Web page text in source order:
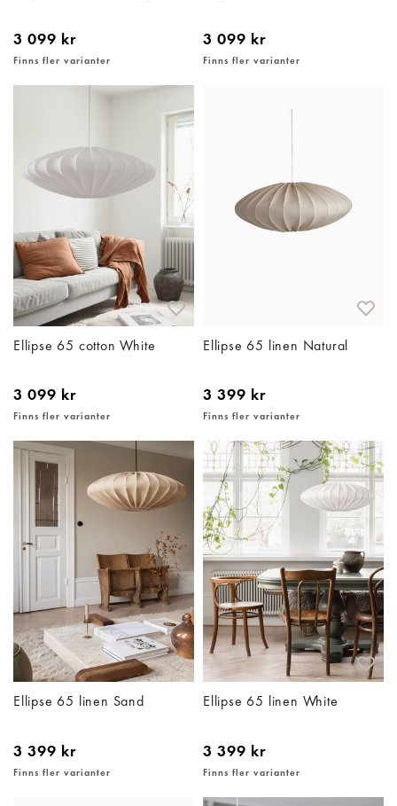
3 099 kr
Finns fler varianter
3 099 kr
Finns fler varianter
Ellipse 65 cotton White
3 099 kr
Finns fler varianter
Ellipse 65 linen Natural
3 399 kr
Finns fler varianter
Ellipse 65 linen Sand
3 399 kr
Finns fler varianter
Ellipse 65 linen White
3 399 kr
Finns fler varianter